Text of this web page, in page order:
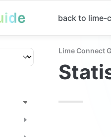
back to lime-
Lime Connect